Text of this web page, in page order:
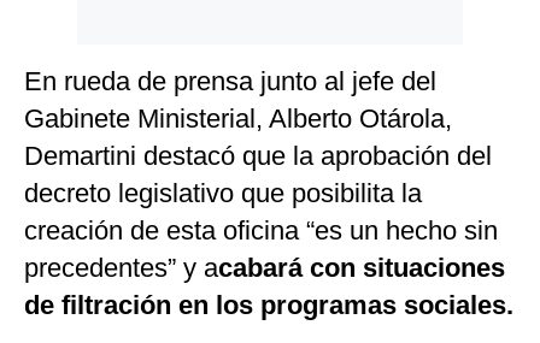
En rueda de prensa junto al jefe del
Gabinete Ministerial, Alberto Otárola,
Demartini destacó que la aprobación del
decreto legislativo que posibilita la
creación de esta oficina “es un hecho sin
precedentes” y acabará con situaciones
de filtración en los programas sociales.